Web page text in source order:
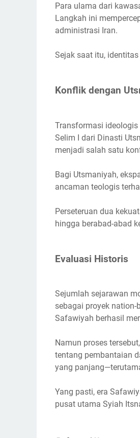
Para ulama dari
Langkah ini
administrasi Iran.
Sejak saat itu,
Konflik dengan
Transformasi
Selim I dari Dinasti
menjadi salah satu
Bagi Utsmaniyah,
ancaman teologis
Perseteruan dua
hingga berabad-abad
Evaluasi Historis
Sejumlah sejarawan
sebagai proyek
Safawiyah berhasil
Namun proses
tentang pembantaian
yang
Yang pasti, era
pusat utama Syiah